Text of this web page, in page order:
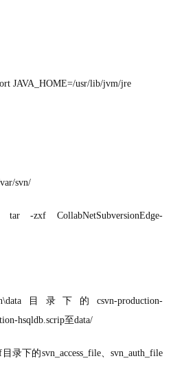
JAVA_HOME=/usr/lib/jvm/jre
svn/
tar -zxf CollabNetSubversionEdge-
目录下的 csvn-production-
hsqldb.scrip至data/
目录下的svn_access_file、 svn_auth_file